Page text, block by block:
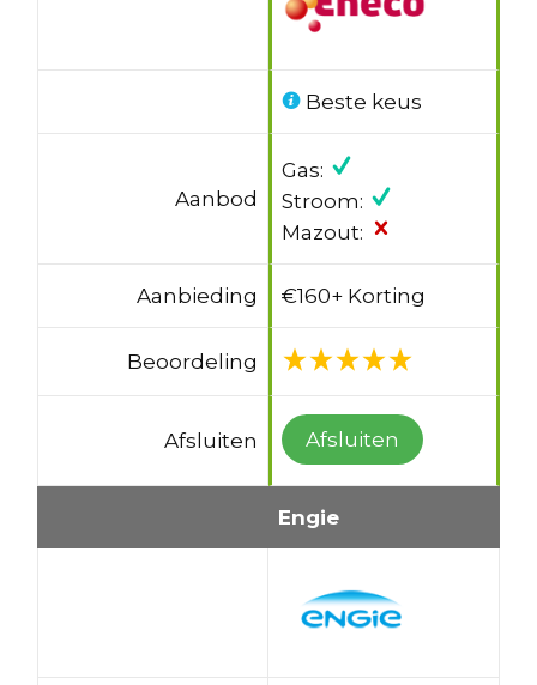
Beste keus
Aanbod
Gas:
Stroom:
Mazout:
Aanbieding €160+ Korting
Beoordeling
Afsluiten Afsluiten
Engie